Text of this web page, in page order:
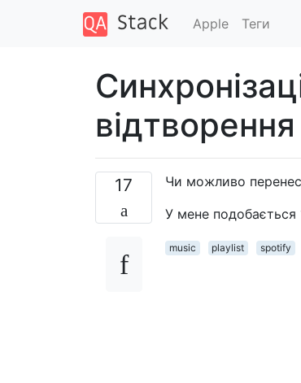
Apple Теги
17
Чи можливо
У мене подобається
music playlist spotify